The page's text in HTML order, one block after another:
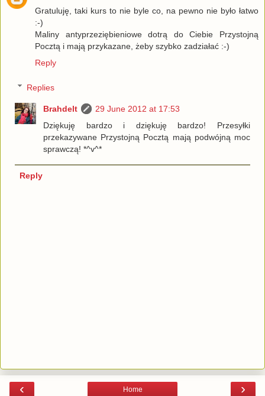
Gratuluję, taki kurs to nie byle co, na pewno nie było łatwo
:-)
Maliny antyprzeziębieniowe dotrą do Ciebie Przystojną
Pocztą i mają przykazane, żeby szybko zadziałać :-)
Reply
Replies
Brahdelt
29 June 2012 at 17:53
Dziękuję bardzo i dziękuję bardzo! Przesyłki
przekazywane Przystojną Pocztą mają podwójną moc
sprawczą! *^v^*
Reply
‹ ›
Home